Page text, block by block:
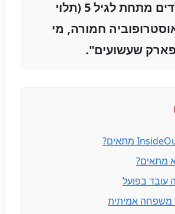
ילדים מתחת לגיל 5 (תלוי
חמורה, מי
שעשועים".
מתאים?
עובד בפועל
משפחה אמיתית